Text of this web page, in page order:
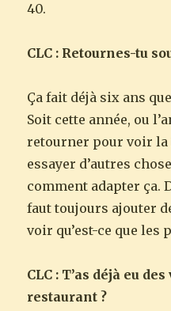
40.
CLC : Retournes-tu
Ça fait déjà six ans
Soit cette année, ou
retourner pour voir la
essayer d’autres
comment adapter ça.
faut toujours ajouter
voir qu’est-ce que les
CLC : T’as déjà eu
restaurant ?